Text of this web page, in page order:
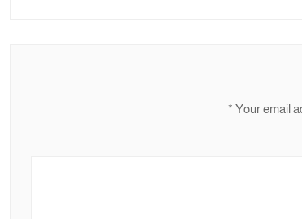
Your email
*